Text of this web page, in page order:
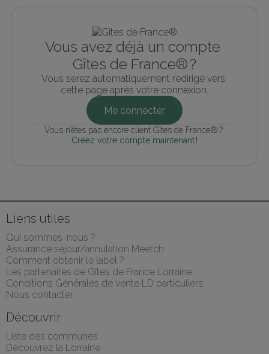
Vous avez déjà un compte
Gîtes de France® ?
Vous serez automatiquement redirigé vers
cette page après votre connexion.
Me connecter
Vous n’êtes pas encore client Gîtes de France® ?
Créez votre compte maintenant !
Liens utiles
Qui sommes-nous ?
Assurance séjour/annulation Meetch
Comment obtenir le label ?
Les partenaires de Gîtes de France Lorraine
Conditions Générales de vente LD particuliers
Nous contacter
Découvrir
Liste des communes
Découvrez la Lorraine